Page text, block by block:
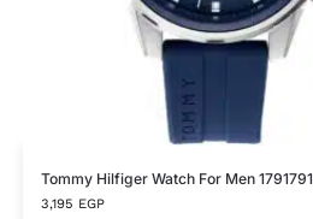
Tommy Hilfiger Watch For Men 1791791
3,195 EGP